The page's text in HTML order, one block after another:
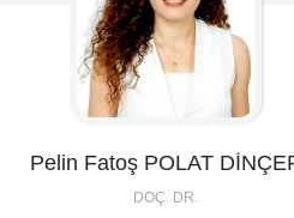
Pelin Fatoş POLAT
DOÇ. DR.